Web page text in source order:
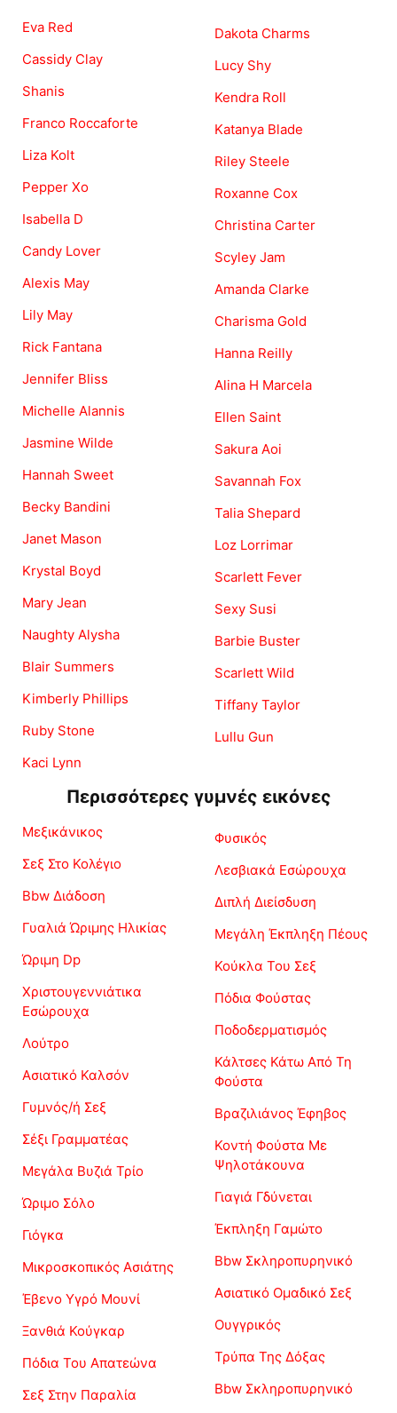
Eva Red
Cassidy Clay
Shanis
Franco Roccaforte
Liza Kolt
Pepper Xo
Isabella D
Candy Lover
Alexis May
Lily May
Rick Fantana
Jennifer Bliss
Michelle Alannis
Jasmine Wilde
Hannah Sweet
Becky Bandini
Janet Mason
Krystal Boyd
Mary Jean
Naughty Alysha
Blair Summers
Kimberly Phillips
Ruby Stone
Kaci Lynn
Dakota Charms
Lucy Shy
Kendra Roll
Katanya Blade
Riley Steele
Roxanne Cox
Christina Carter
Scyley Jam
Amanda Clarke
Charisma Gold
Hanna Reilly
Alina H Marcela
Ellen Saint
Sakura Aoi
Savannah Fox
Talia Shepard
Loz Lorrimar
Scarlett Fever
Sexy Susi
Barbie Buster
Scarlett Wild
Tiffany Taylor
Lullu Gun
Περισσότερες γυμνές εικόνες
Μεξικάνικος
Σεξ Στο Κολέγιο
Bbw Διάδοση
Γυαλιά Ώριμης Ηλικίας
Ώριμη Dp
Χριστουγεννιάτικα
Εσώρουχα
Λούτρο
Ασιατικό Καλσόν
Γυμνός/ή Σεξ
Σέξι Γραμματέας
Μεγάλα Βυζιά Τρίο
Ώριμο Σόλο
Γιόγκα
Μικροσκοπικός Ασιάτης
Έβενο Υγρό Μουνί
Ξανθιά Κούγκαρ
Πόδια Του Απατεώνα
Σεξ Στην Παραλία
Φυσικός
Λεσβιακά Εσώρουχα
Διπλή Διείσδυση
Μεγάλη Έκπληξη Πέους
Κούκλα Του Σεξ
Πόδια Φούστας
Ποδοδερματισμός
Κάλτσες Κάτω Από Τη
Φούστα
Βραζιλιάνος Έφηβος
Κοντή Φούστα Με
Ψηλοτάκουνα
Γιαγιά Γδύνεται
Έκπληξη Γαμώτο
Bbw Σκληροπυρηνικό
Ασιατικό Ομαδικό Σεξ
Ουγγρικός
Τρύπα Της Δόξας
Bbw Σκληροπυρηνικό